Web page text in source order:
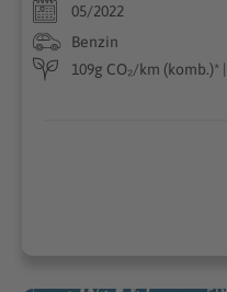
05/2022
Benzin
109g CO₂/km (komb.)*